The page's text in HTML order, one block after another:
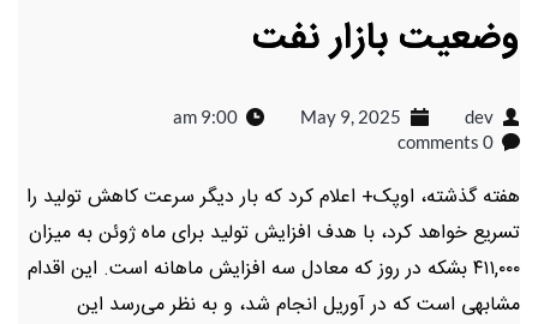
وضعیت بازار نفت
dev
May 9, 2025
9:00 am
0 comments
هفته گذشته، اوپک+ اعلام کرد که بار دیگر سرعت کاهش تولید را
تسریع خواهد کرد، با هدف افزایش تولید برای ماه ژوئن به میزان
۴۱۱,۰۰۰ بشکه در روز که معادل سه افزایش ماهانه است. این اقدام
مشابهی است که در آوریل انجام شد، و به نظر می‌رسد این